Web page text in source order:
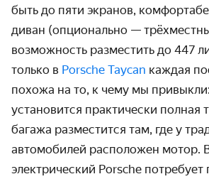
быть до пяти экранов,
диван (опционально —
возможность разместить до 447
только в Porsche Taycan каждая
похожа на то, к чему мы
установится практически полная
багажа разместится там, где у
автомо­билей расположен мотор.
электрический Porsche